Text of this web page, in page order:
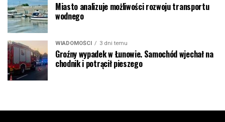
Miasto analizuje możliwości rozwoju transportu
wodnego
WIADOMOŚCI 3 dni temu
Groźny wypadek w Łunowie. Samochód wjechał na
chodnik i potrącił pieszego